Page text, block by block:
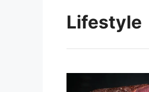
Lifestyle